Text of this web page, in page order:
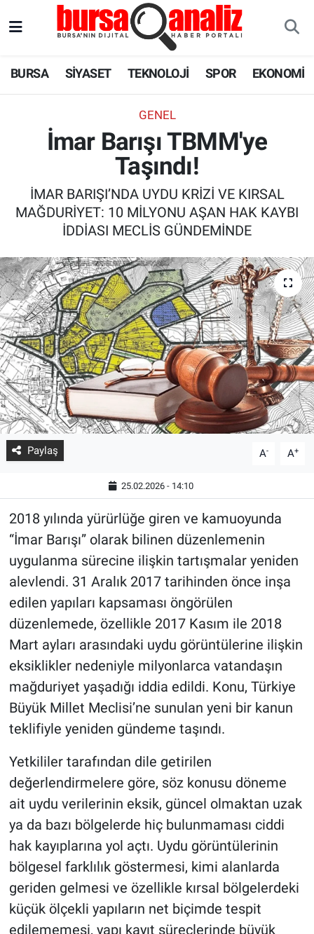
BURSA SİYASET TEKNOLOJİ SPOR EKONOMİ
GENEL
İmar Barışı TBMM'ye
Taşındı!
İMAR BARIŞI’NDA UYDU KRİZİ VE KIRSAL
MAĞDURİYET: 10 MİLYONU AŞAN HAK KAYBI
İDDİASI MECLİS GÜNDEMİNDE
Paylaş A- A+
25.02.2026 - 14:10
2018 yılında yürürlüğe giren ve kamuoyunda
“İmar Barışı” olarak bilinen düzenlemenin
uygulanma sürecine ilişkin tartışmalar yeniden
alevlendi. 31 Aralık 2017 tarihinden önce inşa
edilen yapıları kapsaması öngörülen
düzenlemede, özellikle 2017 Kasım ile 2018
Mart ayları arasındaki uydu görüntülerine ilişkin
eksiklikler nedeniyle milyonlarca vatandaşın
mağduriyet yaşadığı iddia edildi. Konu, Türkiye
Büyük Millet Meclisi’ne sunulan yeni bir kanun
teklifiyle yeniden gündeme taşındı.
Yetkililer tarafından dile getirilen
değerlendirmelere göre, söz konusu döneme
ait uydu verilerinin eksik, güncel olmaktan uzak
ya da bazı bölgelerde hiç bulunmaması ciddi
hak kayıplarına yol açtı. Uydu görüntülerinin
bölgesel farklılık göstermesi, kimi alanlarda
geriden gelmesi ve özellikle kırsal bölgelerdeki
küçük ölçekli yapıların net biçimde tespit
edilememesi, yapı kayıt süreçlerinde büyük
TEKNOLOJİ
EKONOMİ
SAĞLIK
ASTROLOJİ
BLOG
Trafik Durumu
Süper Lig Puan Durumu ve Fikstür
Tüm Manşetler
Son Dakika Haberleri
Haber Arşivi